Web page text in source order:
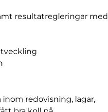
resultatregleringar med
redovisning, lagar,